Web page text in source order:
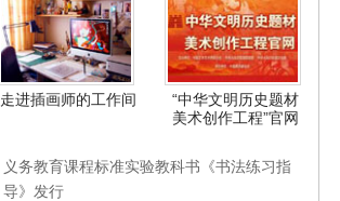
走进插画师的工作间
“中华文明历史题材
美术创作工程”官网
义务教育课程标准实验教科书《书法练习指
导》发行